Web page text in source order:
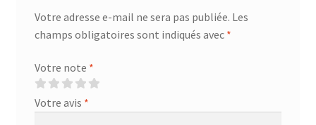
Votre adresse e-mail ne sera pas publiée. Les
champs obligatoires sont indiqués avec *
Votre note *
Votre avis *